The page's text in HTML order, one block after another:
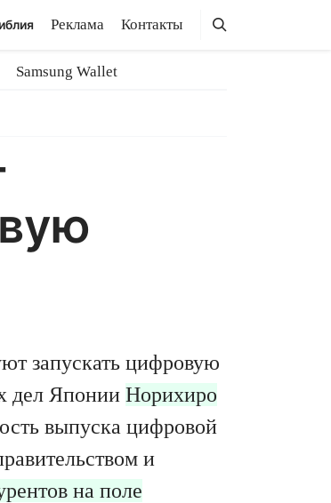
Реклама Контакты Поиск
Поиск
Samsung Wallet
запускать цифровую
дел Японии Норихиро
выпуска цифровой
и
на поле